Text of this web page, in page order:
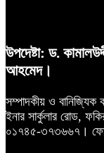
উপদেষ্টা: ড.
আহমেদ।
সম্পাদকীয় ও বানিজ্যিক
ইনার সার্কুলার রোড,
০১৭৪৫-৩৭৩৬৬৭।